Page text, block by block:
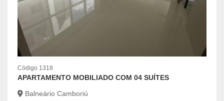
Código 1318
APARTAMENTO MOBILIADO COM 04 SUÍTES
Balneário Camboriú